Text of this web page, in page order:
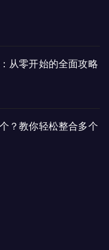
从零开始的全面攻略
？教你轻松整合多个